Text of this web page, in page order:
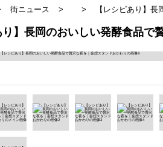
街ニュース 【レシピあり】
り】長岡のおいしい発酵食品